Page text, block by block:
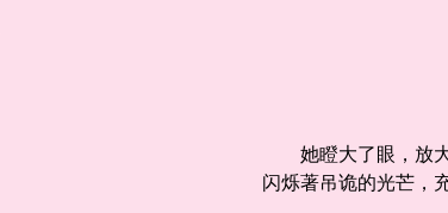
她瞪大了眼，放大
闪烁著吊诡的光芒，